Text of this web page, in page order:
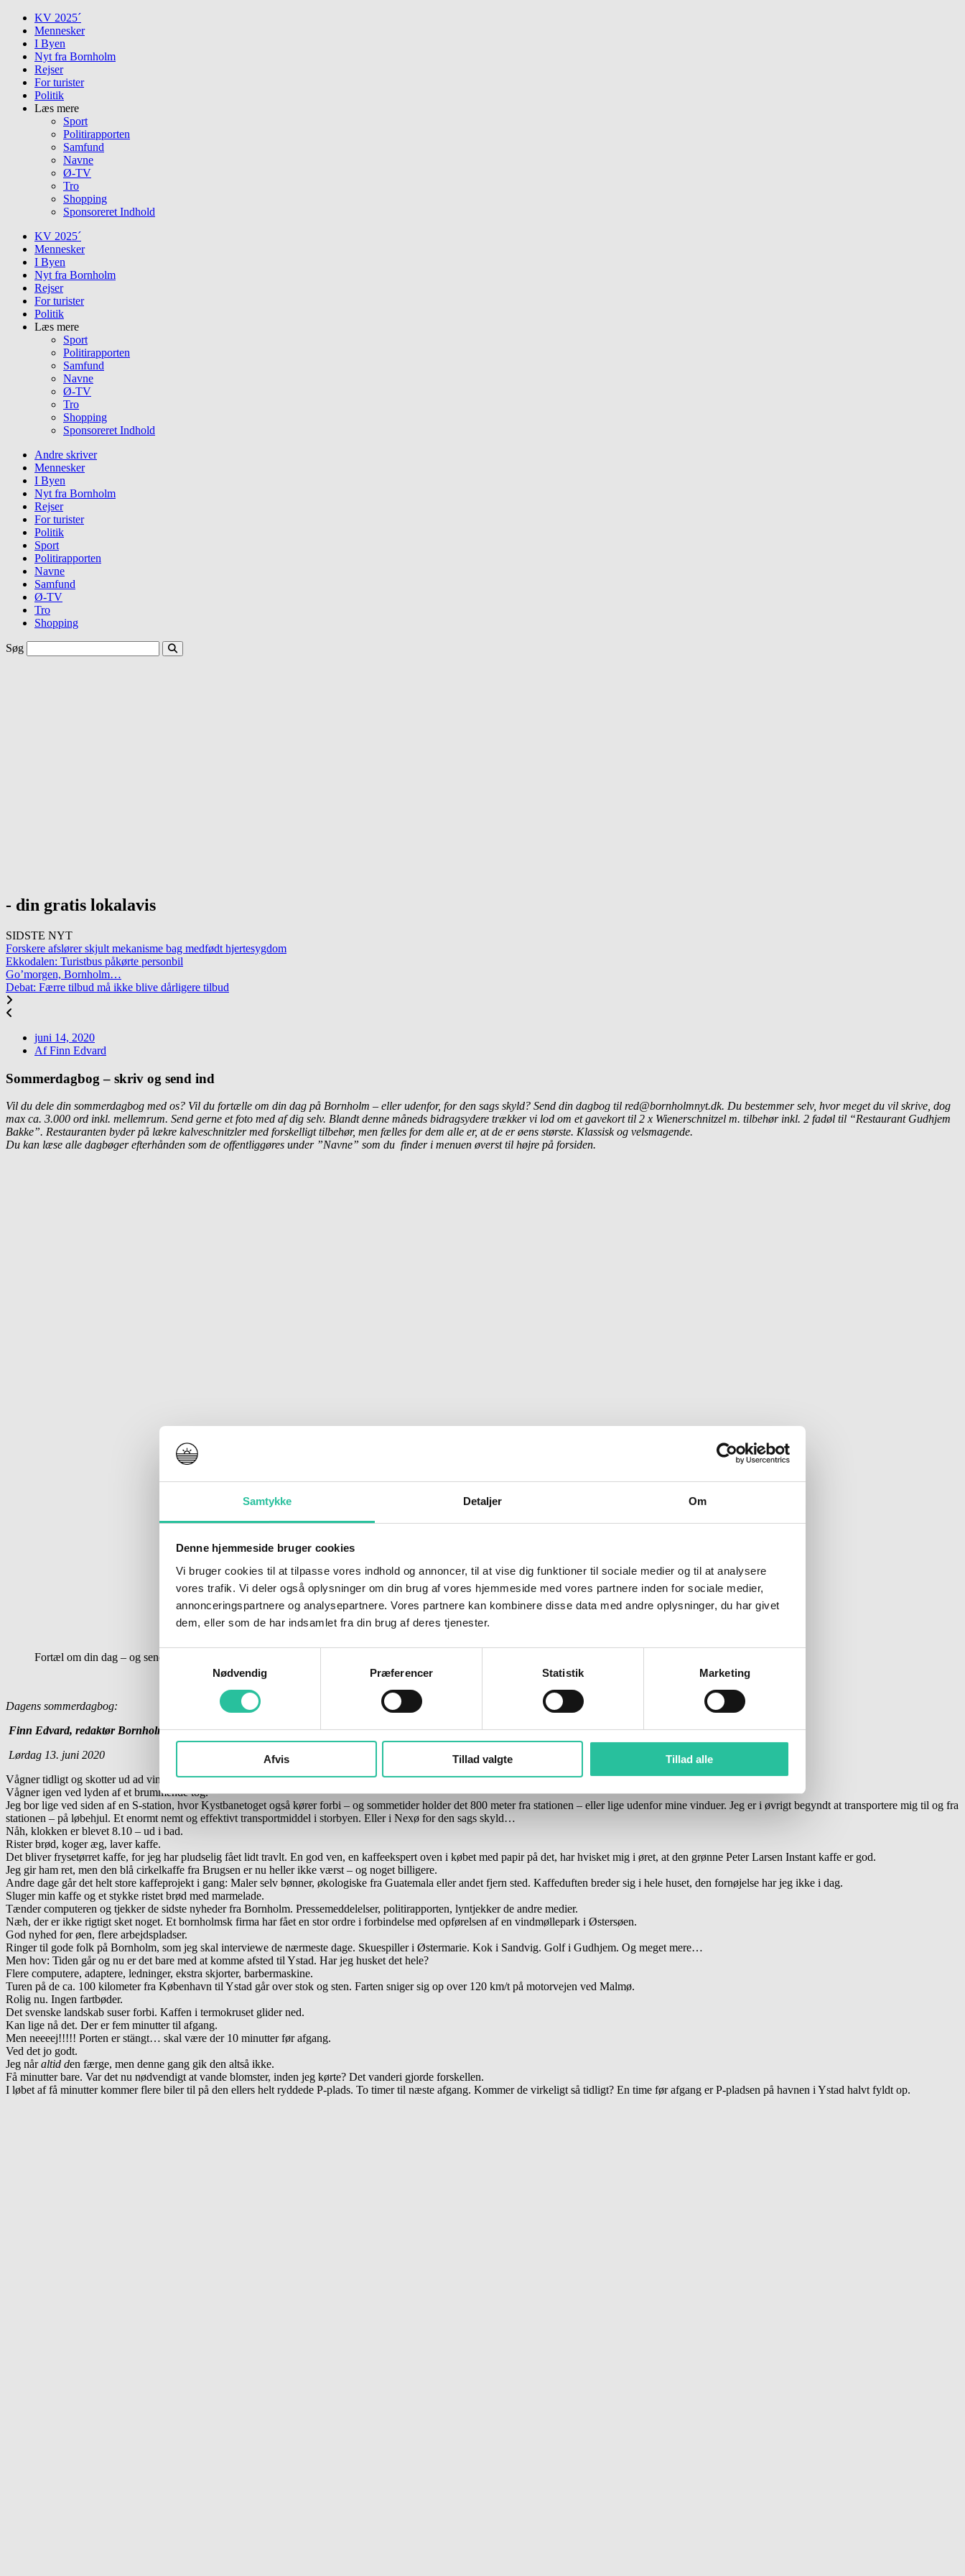
Samtykke Detaljer Om
Denne hjemmeside bruger cookies
Vi bruger cookies til at tilpasse vores indhold og annoncer, til at vise dig funktioner til sociale medier og til at analysere
vores trafik. Vi deler også oplysninger om din brug af vores hjemmeside med vores partnere inden for sociale medier,
annonceringspartnere og analysepartnere. Vores partnere kan kombinere disse data med andre oplysninger, du har givet
dem, eller som de har indsamlet fra din brug af deres tjenester.
Samtykkevalg
Nødvendig
Præferencer Statistik Marketing
Afvis Tillad valgte Tillad alle
Skip
content
KV 2025´
Mennesker
I Byen
Nyt fra Bornholm
Rejser
For turister
Politik
Læs mere
Sport
Politirapporten
Samfund
Navne
Ø-TV
Tro
Shopping
Sponsoreret Indhold
KV 2025´
Mennesker
I Byen
Nyt fra Bornholm
Rejser
For turister
Politik
Læs mere
Sport
Politirapporten
Samfund
Navne
Ø-TV
Tro
Shopping
Sponsoreret Indhold
Andre skriver
Mennesker
I Byen
Nyt fra Bornholm
Rejser
For turister
Politik
Sport
Politirapporten
Navne
Samfund
Ø-TV
Tro
Shopping
Søg
- din gratis lokalavis
SIDSTE NYT
Forskere afslører skjult mekanisme bag medfødt hjertesygdom
Ekkodalen: Turistbus påkørte personbil
Go’morgen, Bornholm…
Debat: Færre tilbud må ikke blive dårligere tilbud
juni 14, 2020
AfFinn Edvard
Sommerdagbog – skriv og send ind
Vil du dele din sommerdagbog med os? Vil du fortælle om din dag på Bornholm – eller udenfor, for den sags skyld? Send din dagbog til red@bornholmnyt.dk. Du bestemmer selv, hvor meget du vil skrive, dog
max ca. 3.000 ord inkl. mellemrum. Send gerne et foto med af dig selv. Blandt denne måneds bidragsydere trækker vi lod om et gavekort til 2 x Wienerschnitzel m. tilbehør inkl. 2 fadøl til “Restaurant Gudhjem
Bakke”. Restauranten byder på lækre kalveschnitzler med forskelligt tilbehør, men fælles for dem alle er, at de er øens største. Klassisk og velsmagende.
Du kan læse alle dagbøger efterhånden som de offentliggøres under ”Navne” som du finder i menuen øverst til højre på forsiden.
Fortæl om din dag – og send ind til red@bornholmnyt.dk. Du kan vinde et gavekort til Restaurant “Gudhjem Bakke”.
Dagens sommerdagbog:
Finn Edvard, redaktør Bornholmnyt.dk:
Lørdag 13. juni 2020
Vågner tidligt og skotter ud ad vinduet. Overskyet. Kaster et blik på uret henne på væggen: 6.50. Nej, det er sgu for tidligt, godnat!
Vågner igen ved lyden af et brummende tog.
Jeg bor lige ved siden af en S-station, hvor Kystbanetoget også kører forbi – og sommetider holder det 800 meter fra stationen – eller lige udenfor mine vinduer. Jeg er i øvrigt begyndt at transportere mig til og fra
stationen – på løbehjul. Et enormt nemt og effektivt transportmiddel i storbyen. Eller i Nexø for den sags skyld…
Nåh, klokken er blevet 8.10 – ud i bad.
Rister brød, koger æg, laver kaffe.
Det bliver frysetørret kaffe, for jeg har pludselig fået lidt travlt. En god ven, en kaffeekspert oven i købet med papir på det, har hvisket mig i øret, at den grønne Peter Larsen Instant kaffe er god.
Jeg gir ham ret, men den blå cirkelkaffe fra Brugsen er nu heller ikke værst – og noget billigere.
Andre dage går det helt store kaffeprojekt i gang: Maler selv bønner, økologiske fra Guatemala eller andet fjern sted. Kaffeduften breder sig i hele huset, den fornøjelse har jeg ikke i dag.
Sluger min kaffe og et stykke ristet brød med marmelade.
Tænder computeren og tjekker de sidste nyheder fra Bornholm. Pressemeddelelser, politirapporten, lyntjekker de andre medier.
Næh, der er ikke rigtigt sket noget. Et bornholmsk firma har fået en stor ordre i forbindelse med opførelsen af en vindmøllepark i Østersøen.
God nyhed for øen, flere arbejdspladser.
Ringer til gode folk på Bornholm, som jeg skal interviewe de nærmeste dage. Skuespiller i Østermarie. Kok i Sandvig. Golf i Gudhjem. Og meget mere…
Men hov: Tiden går og nu er det bare med at komme afsted til Ystad. Har jeg husket det hele?
Flere computere, adaptere, ledninger, ekstra skjorter, barbermaskine.
Turen på de ca. 100 kilometer fra København til Ystad går over stok og sten. Farten sniger sig op over 120 km/t på motorvejen ved Malmø.
Rolig nu. Ingen fartbøder.
Det svenske landskab suser forbi. Kaffen i termokruset glider ned.
Kan lige nå det. Der er fem minutter til afgang.
Men neeeej!!!!! Porten er stängt… skal være der 10 minutter før afgang.
Ved det jo godt.
Jeg nåraltid den færge, men denne gang gik den altså ikke.
Få minutter bare. Var det nu nødvendigt at vande blomster, inden jeg kørte? Det vanderi gjorde forskellen.
I løbet af få minutter kommer flere biler til på den ellers helt ryddede P-plads. To timer til næste afgang. Kommer de virkeligt så tidligt? En time før afgang er P-pladsen på havnen i Ystad halvt fyldt op.